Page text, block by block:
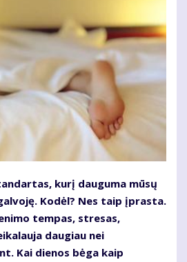
kurį dauguma mūsų
Kodėl? Nes taip įprasta.
tempas, stresas,
daugiau nei
Kai dienos bėga kaip